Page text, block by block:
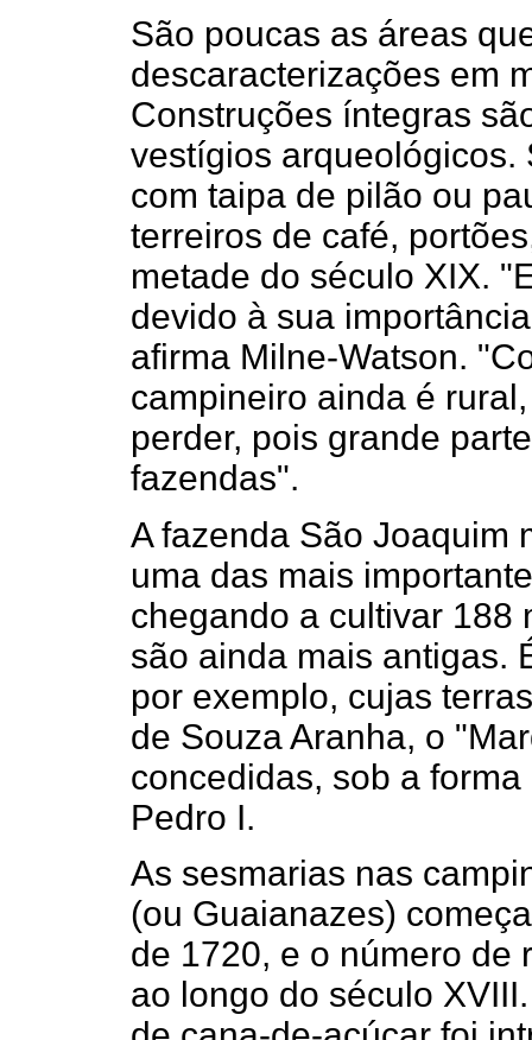
São poucas as áreas
descaracterizações em
Construções íntegras
vestígios arqueológicos.
com taipa de pilão ou
terreiros de café,
metade do século XIX.
devido à sua
afirma Milne-Watson.
campineiro ainda é
perder, pois grande
fazendas".
A fazenda São Joaquim
uma das mais
chegando a cultivar 188
são ainda mais antigas.
por exemplo, cujas
de Souza Aranha, o
concedidas, sob a
Pedro I.
As sesmarias nas
(ou Guaianazes)
de 1720, e o número de
ao longo do século